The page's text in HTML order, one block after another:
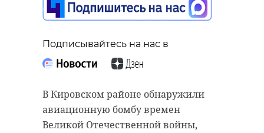
Подписывайтесь на нас в
В Кировском районе обнаружили
авиационную бомбу времен
Великой Отечественной войны,